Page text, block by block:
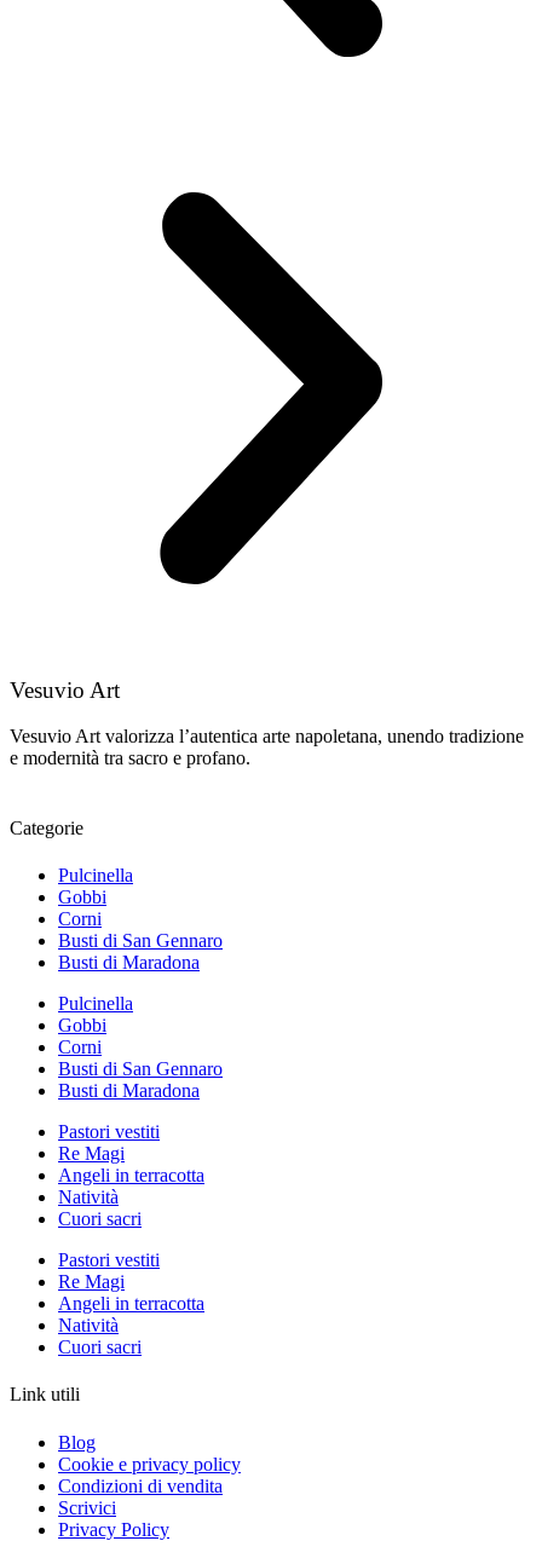
Vesuvio Art
Vesuvio Art valorizza l’autentica arte napoletana, unendo tradizione
e modernità tra sacro e profano.
Categorie
Pulcinella
Gobbi
Corni
Busti di San Gennaro
Busti di Maradona
Pulcinella
Gobbi
Corni
Busti di San Gennaro
Busti di Maradona
Pastori vestiti
Re Magi
Angeli in terracotta
Natività
Cuori sacri
Pastori vestiti
Re Magi
Angeli in terracotta
Natività
Cuori sacri
Link utili
Blog
Cookie e privacy policy
Condizioni di vendita
Scrivici
Privacy Policy